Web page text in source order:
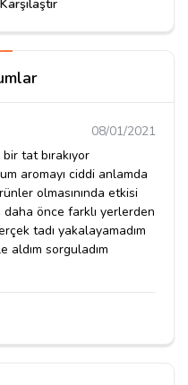
Karşılaştır
08/01/2021
tat bırakıyor
aromayı ciddi anlamda
olmasınında etkisi
önce farklı yerlerden
tadı yakalayamadım
aldım sorguladım